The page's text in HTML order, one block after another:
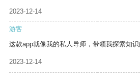
2023-12-14
游客
这款app就像我的私人导师，带领我探索知识
2023-12-14